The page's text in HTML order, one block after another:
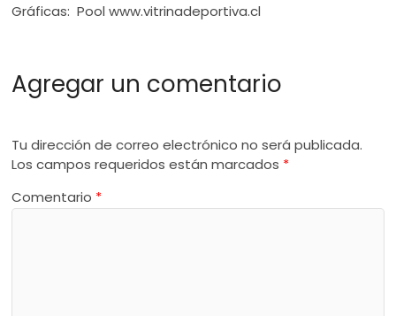
Gráficas: Pool www.vitrinadeportiva.cl
Agregar un comentario
Tu dirección de correo electrónico no será publicada.
Los campos requeridos están marcados *
Comentario *